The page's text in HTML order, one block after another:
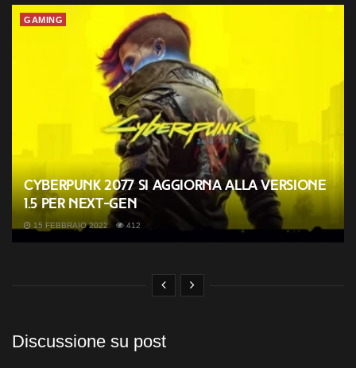
GAMING
Cyberpunk 2077 si aggiorna alla versione
1.5 per next-gen
15 FEBBRAIO 2022 412
Discussione su post